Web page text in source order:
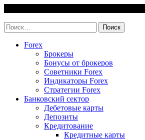
content
Найти:
Forex
Брокеры
Бонусы от брокеров
Советники Forex
Индикаторы Forex
Стратегии Forex
Банковский сектор
Дебетовые карты
Депозиты
Кредитование
Кредитные карты